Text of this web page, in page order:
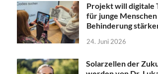
Projekt will digitale
für junge
Behinderung
24. Juni 2026
Solarzellen der